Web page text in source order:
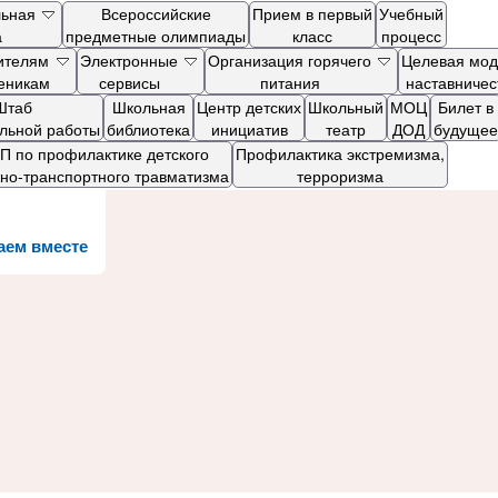
Всероссийские
предметные олимпиады
Прием в первый
класс
Учебный
процесс
Электронные
сервисы
Организация горячего
питания
Целевая
работы
Школьная
библиотека
Центр детских
инициатив
Школьный
театр
МОЦ
ДОД
Билет в
будущее
по профилактике детского
транспортного травматизма
Профилактика экстремизма,
терроризма
вместе